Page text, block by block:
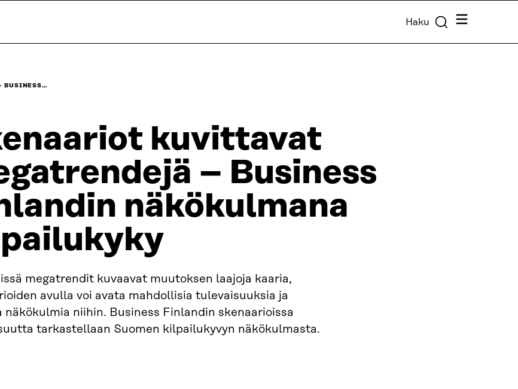
Haku Valikko
BUSINESS…
kuvittavat
– Business
näkökulmana
megatrendit kuvaavat muutoksen laajoja kaaria,
avulla voi avata mahdollisia tulevaisuuksia ja
näkökulmia niihin. Business Finlandin skenaarioissa
tarkastellaan Suomen kilpailukyvyn näkökulmasta.